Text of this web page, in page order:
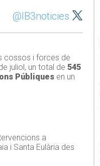
@IB3noticies
cossos i forces de
juliol, un total de 545
Públiques en un
a
i Santa Eulària des